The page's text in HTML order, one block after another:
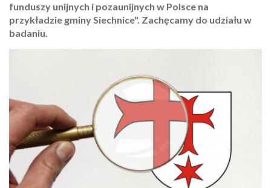
funduszy unijnych i pozaunijnych w Polsce na
przykładzie gminy Siechnice". Zachęcamy do udziału w
badaniu.